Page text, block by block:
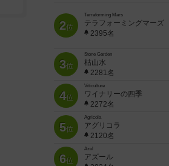
2位
Terraforming Mars
テラフォーミングマーズ
2395名
3位
Stone Garden
枯山水
2281名
4位
Viticulture
ワイナリーの四季
2272名
5位
Agricola
アグリコラ
2120名
6位
Azul
アズール